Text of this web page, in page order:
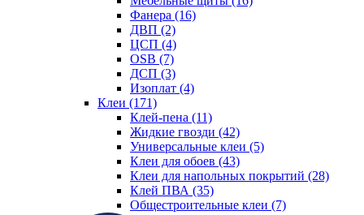
Фанера (16)
ДВП (2)
ЦСП (4)
OSB (7)
ДСП (3)
Изоплат (4)
Клеи (171)
Клей-пена (11)
Жидкие гвозди (42)
Универсальные клеи (5)
Клеи для обоев (43)
Клеи для напольных покрытий (28)
Клей ПВА (35)
Общестроительные клеи (7)